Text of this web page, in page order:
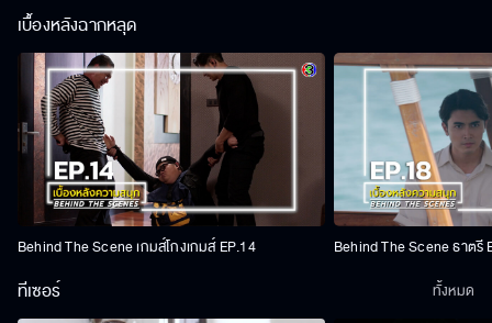
เบื้องหลังฉากหลุด
Behind The Scene เกมส์โกงเกมส์ EP.14 Behind The Scene ธาตรี
ทีเซอร์ ทั้งหมด